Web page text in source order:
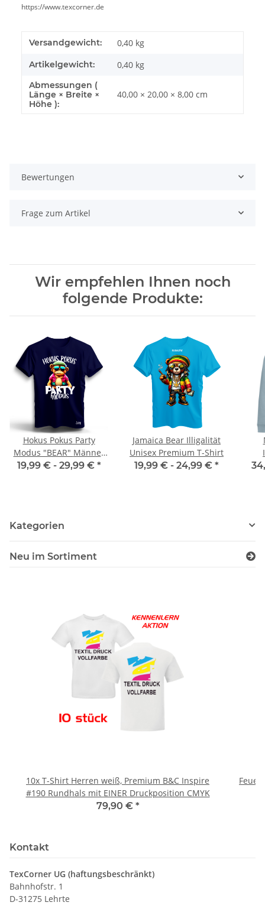
https://www.texcorner.de
Versandgewicht: 0,40 kg
Artikelgewicht: 0,40 kg
Abmessungen (
Länge × Breite ×
Höhe ):
40,00 × 20,00 × 8,00 cm
Bewertungen
Frage zum Artikel
Wir empfehlen Ihnen noch
folgende Produkte:
Hokus Pokus Party
Modus "BEAR" Männer
T-Shirt Malle Party
19,99 € - 29,99 € *
Jamaica Bear Illigalität
Unisex Premium T-Shirt
19,99 € - 24,99 € *
Kategorien
Neu im Sortiment
10x T-Shirt Herren weiß, Premium B&C Inspire
#190 Rundhals mit EINER Druckposition CMYK
79,90 € *
Kontakt
TexCorner UG (haftungsbeschränkt)
Bahnhofstr. 1
D-31275 Lehrte